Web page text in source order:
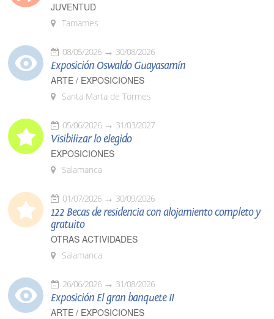
JUVENTUD
Tamames
08/05/2026 30/08/2026
Exposición Oswaldo Guayasamín
ARTE / EXPOSICIONES
Santa Marta de Tormes
05/06/2026 31/03/2027
Visibilizar lo elegido
EXPOSICIONES
Salamanca
01/07/2026 30/09/2026
122 Becas de residencia con alojamiento completo y
gratuito
OTRAS ACTIVIDADES
Salamanca
26/06/2026 31/08/2026
Exposición El gran banquete II
ARTE / EXPOSICIONES